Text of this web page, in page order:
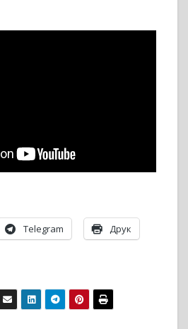
Telegram Друк